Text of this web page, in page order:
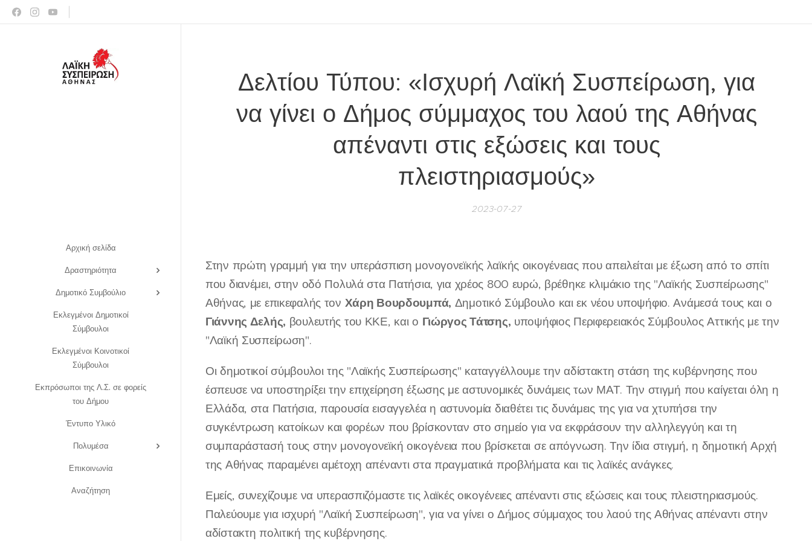
Αρχική σελίδα
Δραστηριότητα
Δημοτικό Συμβούλιο
Εκλεγμένοι Δημοτικοί
Σύμβουλοι
Εκλεγμένοι Κοινοτικοί
Σύμβουλοι
Εκπρόσωποι της Λ.Σ. σε φορείς
του Δήμου
Έντυπο Υλικό
Πολυμέσα
Επικοινωνία
Αναζήτηση
Δελτίου Τύπου: «Ισχυρή Λαϊκή Συσπείρωση, για
να γίνει ο Δήμος σύμμαχος του λαού της Αθήνας
απέναντι στις εξώσεις και τους
πλειστηριασμούς»
2023-07-27
Στην πρώτη γραμμή για την υπεράσπιση μονογονεϊκής λαϊκής οικογένειας που απειλείται με έξωση από το σπίτι
που διανέμει, στην οδό Πολυλά στα Πατήσια, για χρέος 800 ευρώ, βρέθηκε κλιμάκιο της "Λαϊκής Συσπείρωσης"
Αθήνας, με επικεφαλής τον Χάρη Βουρδουμπά, Δημοτικό Σύμβουλο και εκ νέου υποψήφιο. Ανάμεσά τους και ο
Γιάννης Δελής, βουλευτής του ΚΚΕ, και ο Γιώργος Τάτσης, υποψήφιος Περιφερειακός Σύμβουλος Αττικής με την
"Λαϊκή Συσπείρωση".
Οι δημοτικοί σύμβουλοι της "Λαϊκής Συσπείρωσης" καταγγέλλουμε την αδίστακτη στάση της κυβέρνησης που
έσπευσε να υποστηρίξει την επιχείρηση έξωσης με αστυνομικές δυνάμεις των ΜΑΤ. Την στιγμή που καίγεται όλη η
Ελλάδα, στα Πατήσια, παρουσία εισαγγελέα η αστυνομία διαθέτει τις δυνάμεις της για να χτυπήσει την
συγκέντρωση κατοίκων και φορέων που βρίσκονταν στο σημείο για να εκφράσουν την αλληλεγγύη και τη
συμπαράστασή τους στην μονογονεϊκή οικογένεια που βρίσκεται σε απόγνωση. Την ίδια στιγμή, η δημοτική Αρχή
της Αθήνας παραμένει αμέτοχη απέναντι στα πραγματικά προβλήματα και τις λαϊκές ανάγκες.
Εμείς, συνεχίζουμε να υπερασπιζόμαστε τις λαϊκές οικογένειες απέναντι στις εξώσεις και τους πλειστηριασμούς.
Παλεύουμε για ισχυρή "Λαϊκή Συσπείρωση", για να γίνει ο Δήμος σύμμαχος του λαού της Αθήνας απέναντι στην
αδίστακτη πολιτική της κυβέρνησης.